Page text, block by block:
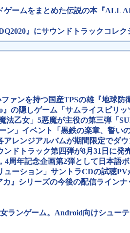
ゲームをまとめた伝説の本『ALL
』にサウンドトラックコレク
ァンを持つ国産TPSの雄『地球
』の隠しゲーム「サムライスピリ
法乙女」5悪魔が主役の第三弾「
ン」イベント「黒鉄の楽章、誓い
アレンジアルバムが期間限定でダ
ンドトラック第四弾が8月31日に
4周年記念企画第2弾として日本語
ューション」サントラCDの試聴PV
カ』シリーズの今後の配信ライン
ランゲーム。Android向けシュー